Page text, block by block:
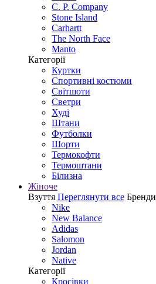
C. P. Company
Stone Island
Carhartt
The North Face
Manto
Категорії
Куртки
Спортивні костюми
Світшоти
Светри
Худі
Штани
Футболки
Шорти
Термокофти
Термоштани
Білизна
Жіноче
Взуття Переглянути все Бренди
Nike
New Balance
Adidas
Salomon
Jordan
Native
Категорії
Кросівки